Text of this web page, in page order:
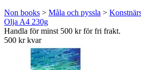
Non books > Måla och pyssla >
Olja A4 230g
Handla för minst 500 kr för fri frakt.
500 kr kvar